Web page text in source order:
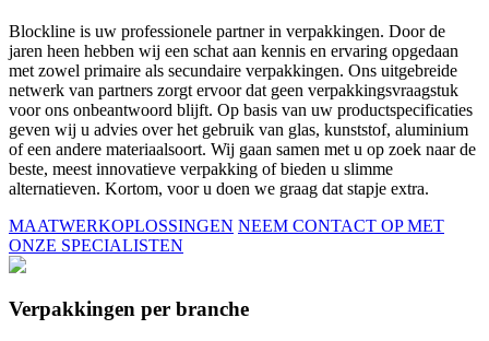
Blockline is uw professionele partner in verpakkingen. Door de
jaren heen hebben wij een schat aan kennis en ervaring opgedaan
met zowel primaire als secundaire verpakkingen. Ons uitgebreide
netwerk van partners zorgt ervoor dat geen verpakkingsvraagstuk
voor ons onbeantwoord blijft. Op basis van uw productspecificaties
geven wij u advies over het gebruik van glas, kunststof, aluminium
of een andere materiaalsoort. Wij gaan samen met u op zoek naar de
beste, meest innovatieve verpakking of bieden u slimme
alternatieven. Kortom, voor u doen we graag dat stapje extra.
MAATWERKOPLOSSINGEN NEEM CONTACT OP MET
ONZE SPECIALISTEN
Verpakkingen per branche